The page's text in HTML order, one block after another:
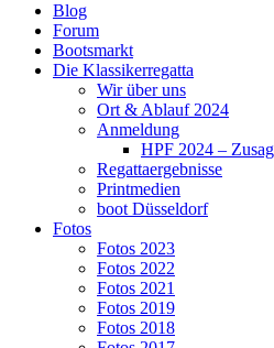
Blog
Forum
Bootsmarkt
Die Klassikerregatta
Wir über uns
Ort & Ablauf 2024
Anmeldung
HPF 2024 –
Regattaergebnisse
Printmedien
boot Düsseldorf
Fotos
Fotos 2023
Fotos 2022
Fotos 2021
Fotos 2019
Fotos 2018